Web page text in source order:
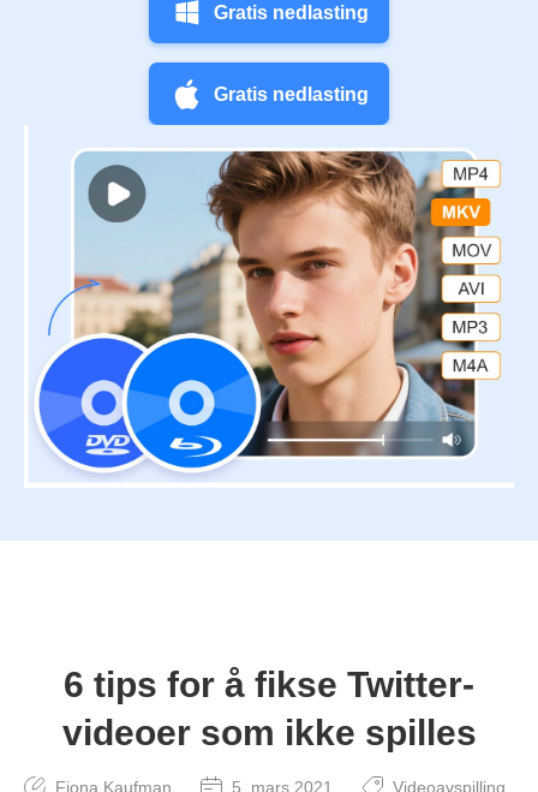
Gratis nedlasting
Gratis nedlasting
6 tips for å fikse Twitter-
videoer som ikke spilles
Fiona Kaufman 5. mars 2021 Videoavspilling